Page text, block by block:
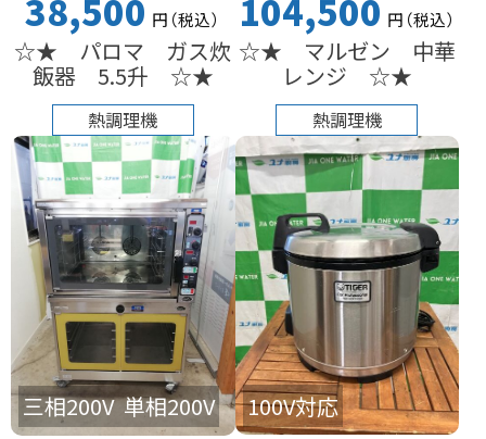
38,500 円（税込）
☆★ パロマ ガス炊
飯器 5.5升 ☆★
熱調理機
104,500 円（税込）
☆★ マルゼン 中華
レンジ ☆★
熱調理機
単相200V
三相200V 100V対応